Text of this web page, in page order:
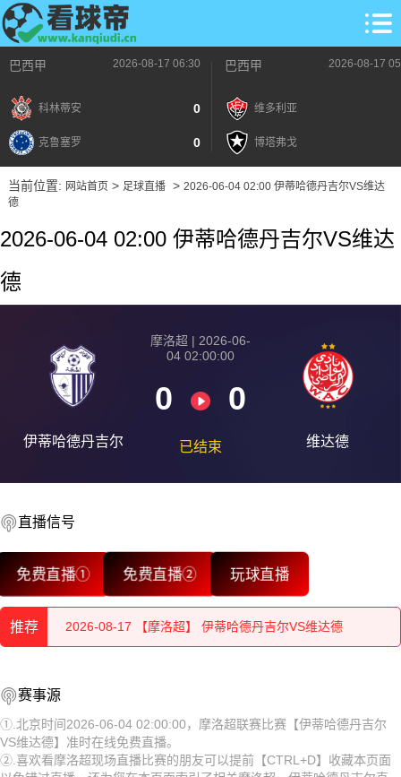
巴西甲 2026-08-17 06:30
科林蒂安 0
克鲁塞罗 0
巴西甲 2026-08-17
维多利亚
博塔弗戈
当前位置: 网站首页> 足球直播> 2026-06-04 02:00 伊蒂哈德丹吉尔VS维达
德
2026-06-04 02:00 伊蒂哈德丹吉尔VS维达
德
伊蒂哈德丹吉尔
摩洛超 | 2026-06-
04 02:00:00
0 0
已结束 维达德
直播信号
免费直播① 免费直播② 玩球直播
推荐
2026-08-17 【摩洛超】 伊蒂哈德丹吉尔VS维达德
2026-08-17 【摩洛超】 伊蒂哈德丹吉尔VS维达德
2026-08-17 【摩洛超】 伊蒂哈德丹吉尔VS维达德
2026-08-17 【摩洛超】 伊蒂哈德丹吉尔VS维达德
2026-08-17 【摩洛超】 伊蒂哈德丹吉尔VS维达德
赛事源
①.北京时间2026-06-04 02:00:00，摩洛超联赛比赛【伊蒂哈德丹吉尔
VS维达德】准时在线免费直播。
②.喜欢看摩洛超现场直播比赛的朋友可以提前【CTRL+D】收藏本页面